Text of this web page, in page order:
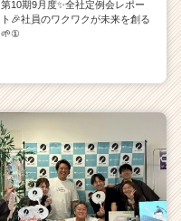
第10期9月度✨全社定例会レポー
ト🎉社員のワクワクが未来を創る
🌱①